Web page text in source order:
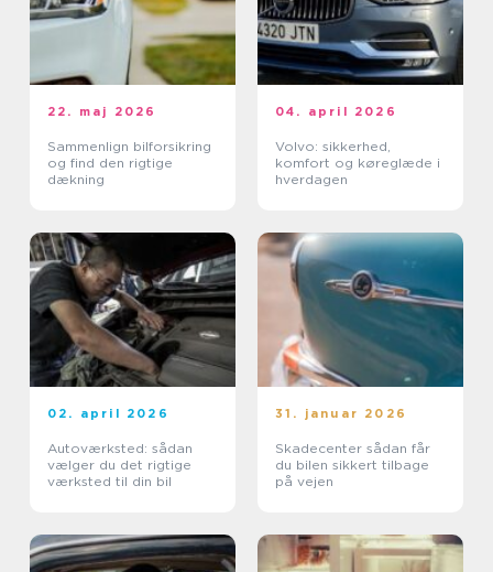
22. maj 2026
Sammenlign bilforsikring
og find den rigtige
dækning
04. april 2026
Volvo: sikkerhed,
komfort og køreglæde i
hverdagen
02. april 2026
Autoværksted: sådan
vælger du det rigtige
værksted til din bil
31. januar 2026
Skadecenter sådan får
du bilen sikkert tilbage
på vejen